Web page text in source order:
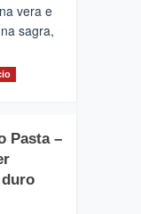
vera e
sagra,
Pasta –